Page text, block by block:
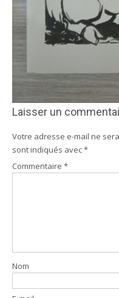
Laisser un
Votre adresse e-mail ne
sont indiqués avec*
Commentaire *
Nom